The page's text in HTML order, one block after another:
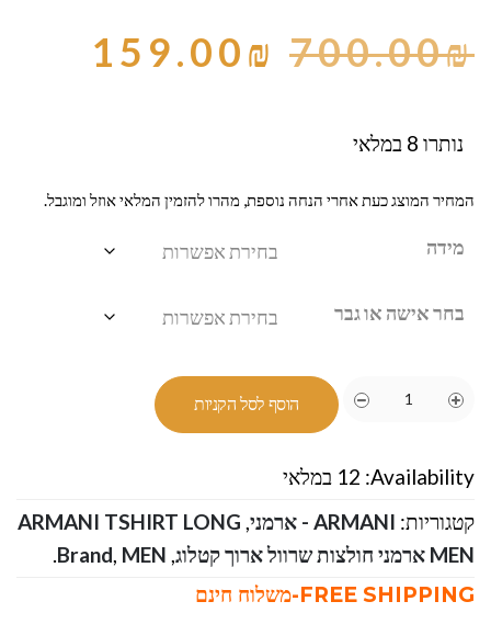
700.00₪
159.00₪
נותרו 8 במלאי
המחיר המוצג כעת אחרי הנחה נוספת, מהרו להזמין המלאי אוזל ומוגבל.
מידה
בחר אישה או גבר
הוסף לסל הקניות
Availability: 12 במלאי
קטגוריות: ARMANI - ארמני ,
ARMANI TSHIRT LONG
MEN ארמני חולצות שרוול ארוך קטלוג
,
Brand, MEN
.
FREE SHIPPING-משלוח חינם